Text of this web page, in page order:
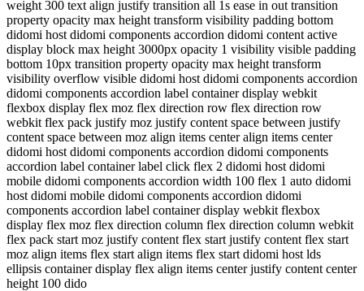
weight 300 text align justify transition all 1s ease in out transition
property opacity max height transform visibility padding bottom
didomi host didomi components accordion didomi content active
display block max height 3000px opacity 1 visibility visible padding
bottom 10px transition property opacity max height transform
visibility overflow visible didomi host didomi components accordion
didomi components accordion label container display webkit
flexbox display flex moz flex direction row flex direction row
webkit flex pack justify moz justify content space between justify
content space between moz align items center align items center
didomi host didomi components accordion didomi components
accordion label container label click flex 2 didomi host didomi
mobile didomi components accordion width 100 flex 1 auto didomi
host didomi mobile didomi components accordion didomi
components accordion label container display webkit flexbox
display flex moz flex direction column flex direction column webkit
flex pack start moz justify content flex start justify content flex start
moz align items flex start align items flex start didomi host lds
ellipsis container display flex align items center justify content center
height 100 dido